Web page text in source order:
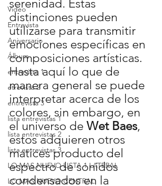
Video
Entrevista
Aniversario
Álbum
entrevista 1
etrevista 2
entrevista 3
lista entrevistas 1
lista entrevistas 2
lista entrevistas 3
LO MAS NUEVO LISTA 1 LATERAL
LO MAS NUEVO CENTRAL
serenidad. Estas
distinciones pueden
utilizarse para transmitir
emociones específicas en
composiciones artísticas.
Hasta aquí lo que de
manera general se puede
interpretar acerca de los
colores, sin embargo, en
el universo de Wet Baes,
estos adquieren otros
matices producto del
espectro de sonidos
condensados en la